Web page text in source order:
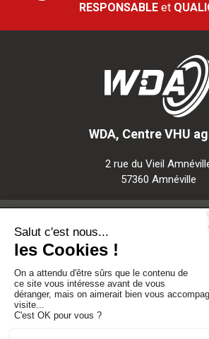
RESPONSABLE et
WDA, Centre VHU
2 rue du Vieil
57360 Amnéville
Besoin d'aide